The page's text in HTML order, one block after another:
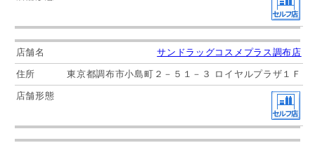
サンドラッグコスメプラス調布店
東京都調布市小島町２－５１－３ ロイヤルプラザ１Ｆ